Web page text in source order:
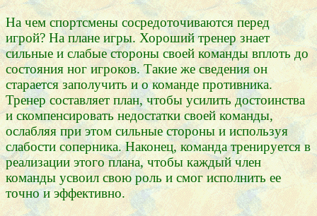
На чем спортсмены сосредоточиваются перед
игрой? На плане игры. Хороший тренер знает
сильные и слабые стороны своей команды вплоть до
состояния ног игроков. Такие же сведения он
старается заполучить и о команде противника.
Тренер составляет план, чтобы усилить достоинства
и скомпенсировать недостатки своей команды,
ослабляя при этом сильные стороны и используя
слабости соперника. Наконец, команда тренируется в
реализации этого плана, чтобы каждый член
команды усвоил свою роль и смог исполнить ее
точно и эффективно.